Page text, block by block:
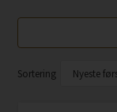
Sortering